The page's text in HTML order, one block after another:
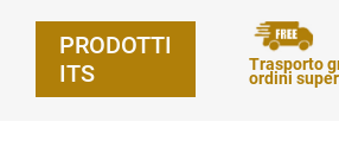
PRODOTTI
ITS
Trasporto
ordini